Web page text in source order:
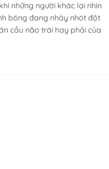
những người khác lại nhìn
bóng đang nhảy nhót đột
cầu não trái hay phải của